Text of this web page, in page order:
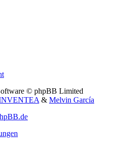
© phpBB Limited
& Melvin García